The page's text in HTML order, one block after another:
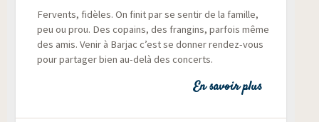
Fer­vents, fidèles. On finit par se sen­tir de la famille,
peu ou prou. Des copains, des fran­gins, par­fois même
des amis. Venir à Bar­jac c’est se don­ner ren­dez-vous
pour par­ta­ger bien au-delà des concerts.
En savoir plus